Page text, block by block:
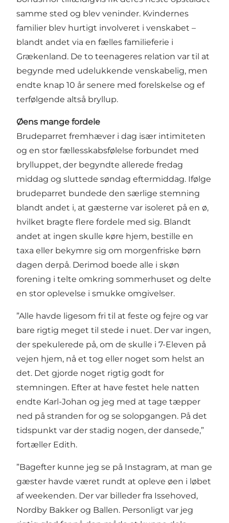
samme sted og blev veninder. Kvindernes
familier blev hurtigt involveret i venskabet –
blandt andet via en fælles familieferie i
Grækenland. De to teenageres relation var til at
begynde med udelukkende venskabelig, men
endte knap 10 år senere med forelskelse og ef
terfølgende altså bryllup.
Øens mange fordele
Brudeparret fremhæver i dag især intimiteten
og en stor fællesskabsfølelse forbundet med
brylluppet, der begyndte allerede fredag
middag og sluttede søndag eftermiddag. Ifølge
brudeparret bundede den særlige stemning
blandt andet i, at gæsterne var isoleret på en ø,
hvilket bragte flere fordele med sig. Blandt
andet at ingen skulle køre hjem, bestille en
taxa eller bekymre sig om morgenfriske børn
dagen derpå. Derimod boede alle i skøn
forening i telte omkring sommerhuset og delte
en stor oplevelse i smukke omgivelser.
”Alle havde ligesom fri til at feste og fejre og var
bare rigtig meget til stede i nuet. Der var ingen,
der spekulerede på, om de skulle i 7-Eleven på
vejen hjem, nå et tog eller noget som helst an
det. Det gjorde noget rigtig godt for
stemningen. Efter at have festet hele natten
endte Karl-Johan og jeg med at tage tæpper
ned på stranden for og se solopgangen. På det
tidspunkt var der stadig nogen, der dansede,”
fortæller Edith.
”Bagefter kunne jeg se på Instagram, at man ge
gæster havde været rundt at opleve øen i løbet
af weekenden. Der var billeder fra Issehoved,
Nordby Bakker og Ballen. Personligt var jeg